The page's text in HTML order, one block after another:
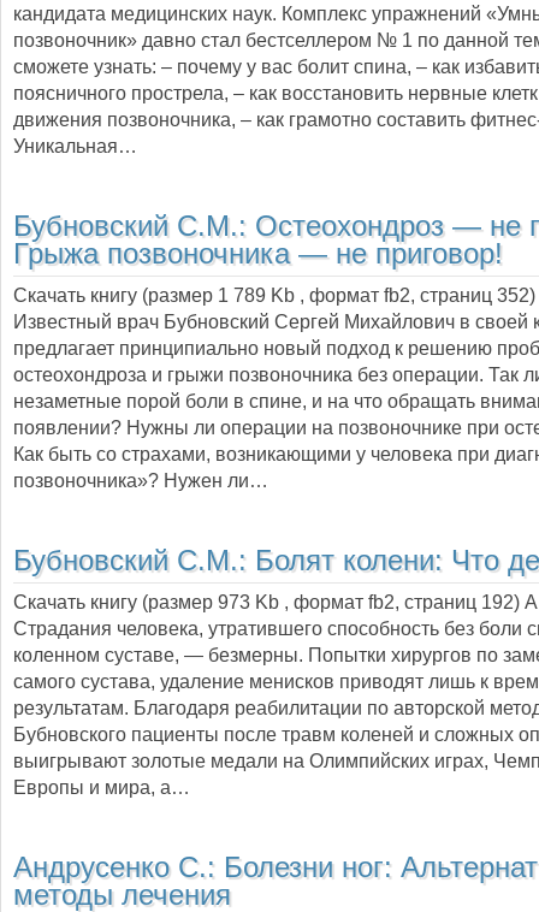
кандидата медицинских наук. Комплекс упражнений
позвоночник» давно стал бестселлером № 1 по данной
сможете узнать: – почему у вас болит спина, – как
поясничного прострела, – как восстановить нервные
движения позвоночника, – как грамотно составить
Уникальная…
Бубновский С.М.: Остеохондроз — не
Грыжа позвоночника — не приговор!
Скачать книгу (размер 1 789 Kb , формат fb2, страниц 352
Известный врач Бубновский Сергей Михайлович в своей
предлагает принципиально новый подход к решению
остеохондроза и грыжи позвоночника без операции. Так
незаметные порой боли в спине, и на что обращать
появлении? Нужны ли операции на позвоночнике при
Как быть со страхами, возникающими у человека при
позвоночника»? Нужен ли…
Бубновский С.М.: Болят колени: Что
Скачать книгу (размер 973 Kb , формат fb2, страниц 192)
Страдания человека, утратившего способность без боли
коленном суставе, — безмерны. Попытки хирургов по
самого сустава, удаление менисков приводят лишь к
результатам. Благодаря реабилитации по авторской
Бубновского пациенты после травм коленей и сложных
выигрывают золотые медали на Олимпийских играх,
Европы и мира, а…
Андрусенко С.: Болезни ног:
методы лечения